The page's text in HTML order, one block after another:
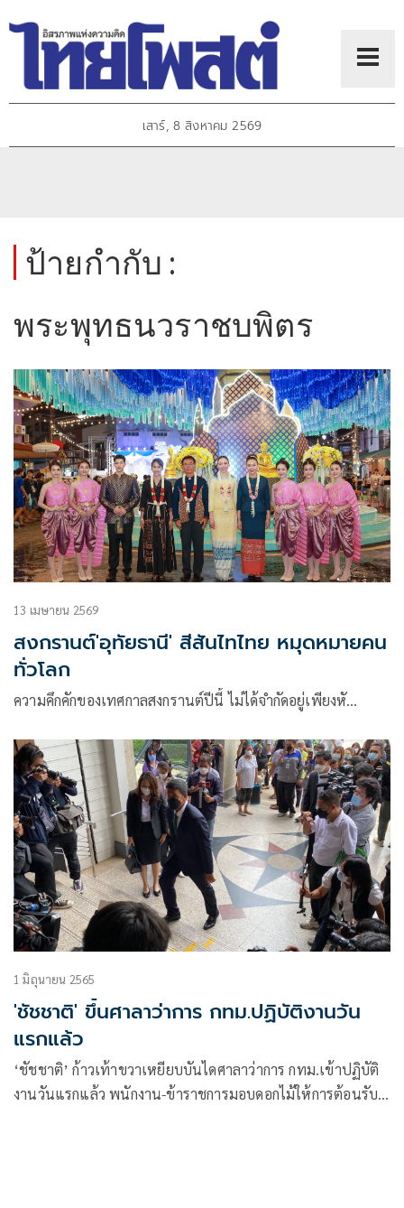
เสาร์, 8 สิงหาคม 2569
ป้ายกำกับ :
พระพุทธนวราชบพิตร
13 เมษายน 2569
สงกรานต์'อุทัยธานี' สีสันไทไทย หมุดหมายคน
ทั่วโลก
ความคึกคักของเทศกาลสงกรานต์ปีนี้ ไม่ได้จำกัดอยู่เพียงหั…
1 มิถุนายน 2565
'ชัชชาติ' ขึ้นศาลาว่าการ กทม.ปฏิบัติงานวัน
แรกแล้ว
‘ชัชชาติ’ ก้าวเท้าขวาเหยียบบันไดศาลาว่าการ กทม.เข้าปฏิบัติ
งานวันแรกแล้ว พนักงาน-ข้าราชการมอบดอกไม้ให้การต้อนรับ